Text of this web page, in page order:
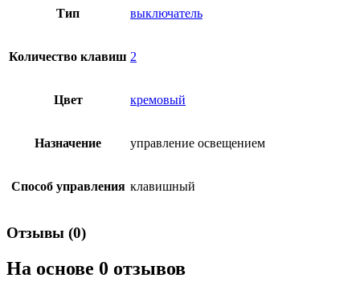
Тип выключатель
Количество клавиш 2
Цвет кремовый
Назначение управление освещением
Способ управления клавишный
Отзывы (0)
На основе 0 отзывов